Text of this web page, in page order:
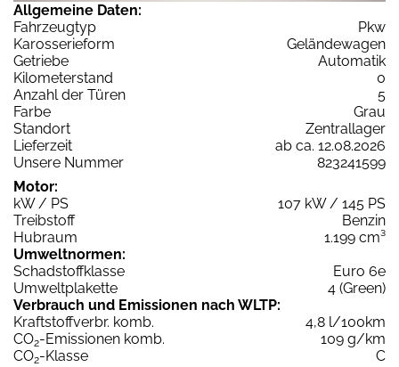
Allgemeine Daten:
Fahrzeugtyp
Pkw
Karosserieform
Geländewagen
Getriebe
Automatik
Kilometerstand
0
Anzahl der Türen
5
Farbe
Grau
Standort
Zentrallager
Lieferzeit
ab ca. 12.08.2026
Unsere Nummer
823241599
Motor:
kW / PS
107 kW / 145 PS
Treibstoff
Benzin
Hubraum
1.199 cm³
Umweltnormen:
Schadstoffklasse
Euro 6e
Umweltplakette
4 (Green)
Verbrauch und Emissionen nach WLTP:
Kraftstoffverbr. komb.
4,8 l/100km
CO2-Emissionen komb.
109 g/km
CO2-Klasse
C